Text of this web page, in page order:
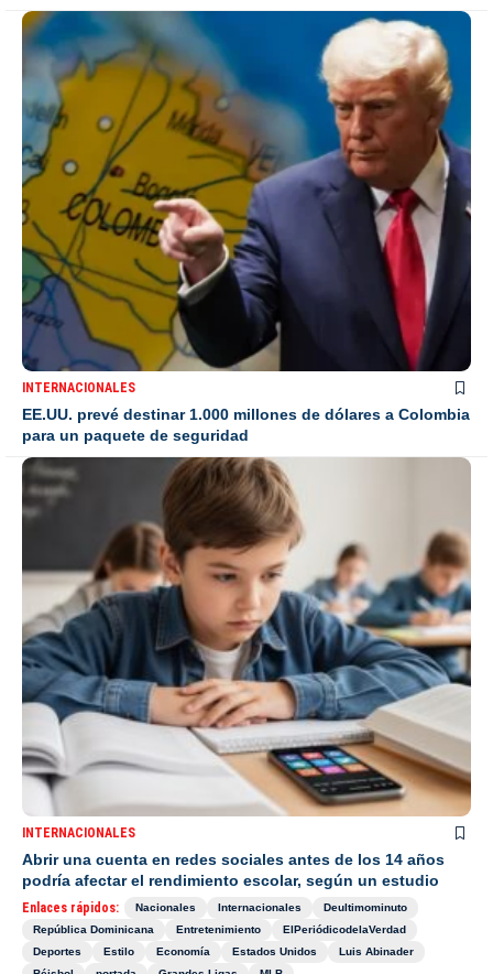
INTERNACIONALES
EE.UU. prevé destinar 1.000 millones de dólares a Colombia
para un paquete de seguridad
INTERNACIONALES
Abrir una cuenta en redes sociales antes de los 14 años
podría afectar el rendimiento escolar, según un estudio
Enlaces rápidos: Nacionales Internacionales
Deultimominuto
República Dominicana
Entretenimiento
ElPeriódicodelaVerdad
Deportes
Estilo Economía Estados Unidos
Luis Abinader